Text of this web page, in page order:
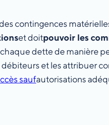
contingences
et doitpouvoir les
dette de manière
et les attribuer
saufautorisations